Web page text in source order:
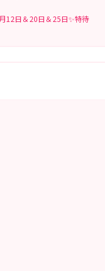
12日＆20日＆25日✨特待